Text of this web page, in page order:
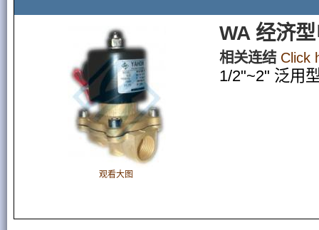
观看大图
WA 经济
相关连结 Click
1/2"~2" 泛用